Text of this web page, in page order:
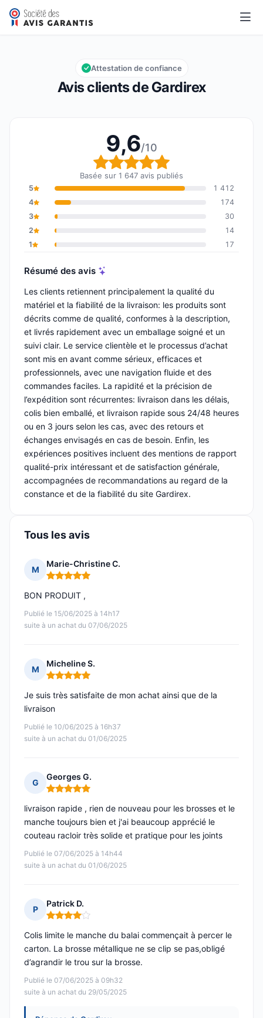
Gardirex
Note globale : 9,6 sur 10
9,6/10
Avis clients de Gardirex
Attestation de confiance
9,6/10
Note globale : 9,6 sur
Basée sur 1 647 avis publiés
5
1 412
4
174
3
30
2
14
1
17
Résumé des avis
Les clients retiennent principalement la qualité du
matériel et la fiabilité de la livraison: les produits sont
décrits comme de qualité, conformes à la description,
et livrés rapidement avec un emballage soigné et un
suivi clair. Le service clientèle et le processus d’achat
sont mis en avant comme sérieux, efficaces et
professionnels, avec une navigation fluide et des
commandes faciles. La rapidité et la précision de
l’expédition sont récurrentes: livraison dans les délais,
colis bien emballé, et livraison rapide sous 24/48 heures
ou en 3 jours selon les cas, avec des retours et
échanges envisagés en cas de besoin. Enfin, les
expériences positives incluent des mentions de rapport
qualité-prix intéressant et de satisfaction générale,
accompagnées de recommandations au regard de la
constance et de la fiabilité du site Gardirex.
Tous les avis
M
Marie-Christine C.
Note : 5 sur 5
Publié le 15/06/2025 à 14h17
suite à un achat du 07/06/2025
BON PRODUIT ,
M
Micheline S.
Note : 5 sur 5
Publié le 10/06/2025 à 16h37
suite à un achat du 01/06/2025
Je suis très satisfaite de mon achat ainsi que de la
livraison
G
Georges G.
Note : 5 sur 5
Publié le 07/06/2025 à 14h44
suite à un achat du 01/06/2025
livraison rapide , rien de nouveau pour les brosses et le
manche toujours bien et j'ai beaucoup apprécié le
couteau racloir très solide et pratique pour les joints
P
Patrick D.
Note : 4 sur 5
Publié le 07/06/2025 à 09h32
suite à un achat du 29/05/2025
Colis limite le manche du balai commençait à percer le
carton. La brosse métallique ne se clip se pas,obligé
d’agrandir le trou sur la brosse.